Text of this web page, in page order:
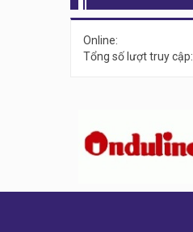
Online:
Tổng số lượt truy cập: